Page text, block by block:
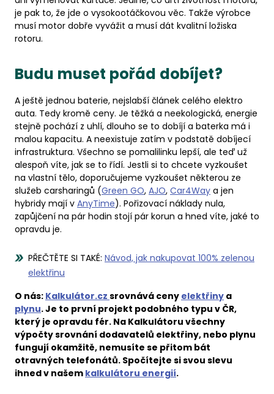
je pak to, že jde o vysokootáčkovou věc. Takže výrobce
musí motor dobře vyvážit a musí dát kvalitní ložiska
rotoru.
Budu muset pořád dobíjet?
A ještě jednou baterie, nejslabší článek celého elektro
auta. Tedy kromě ceny. Je těžká a neekologická, energie
stejně pochází z uhlí, dlouho se to dobíjí a baterka má i
malou kapacitu. A neexistuje zatím v podstatě dobíjecí
infrastruktura. Všechno se pomalilinku lepší, ale teď už
alespoň víte, jak se to řídí. Jestli si to chcete vyzkoušet
na vlastní tělo, doporučujeme vyzkoušet některou ze
služeb carsharingů (Green GO, AJO, Car4Way a jen
hybridy mají v AnyTime). Pořizovací náklady nula,
zapůjčení na pár hodin stojí pár korun a hned víte, jaké to
opravdu je.
PŘEČTĚTE SI TAKÉ: Návod, jak nakupovat 100% zelenou
elektřinu
O nás: Kalkulátor.cz srovnává ceny elektřiny a
plynu. Je to první projekt podobného typu v ČR,
který je opravdu fér. Na Kalkulátoru všechny
výpočty srovnání dodavatelů elektřiny, nebo plynu
fungují okamžitě, nemusíte se přitom bát
otravných telefonátů. Spočítejte si svou slevu
ihned v našem kalkulátoru energií.